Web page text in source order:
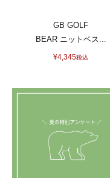
GB GOLF
BEAR ニットベス...
¥4,345税込